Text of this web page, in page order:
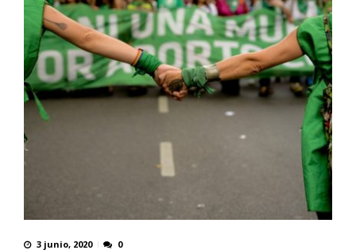
3 junio, 2020 0